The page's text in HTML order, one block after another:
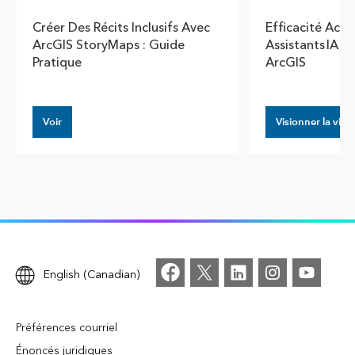
Créer Des Récits Inclusifs Avec
ArcGIS StoryMaps : Guide
Pratique
Voir
Efficacité
Assistants IA
ArcGIS
Visionner la
English (Canadian)
Préférences courriel
Énoncés juridiques